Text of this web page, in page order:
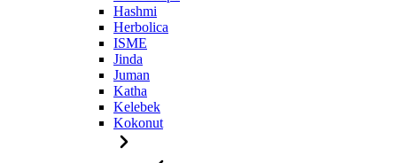
Hashmi
Herbolica
ISME
Jinda
Juman
Katha
Kelebek
Kokonut